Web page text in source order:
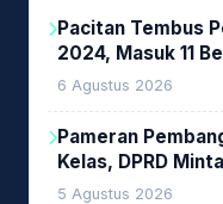
Pacitan Tembus
2024, Masuk 11
6 Agustus 2026
Pameran
Kelas, DPRD
Prioritas
5 Agustus 2026